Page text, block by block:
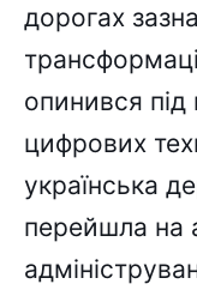
дорогах
опинився
цифрових
українська
перейшла на